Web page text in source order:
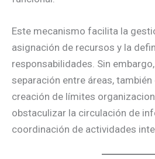
Este mecanismo facilita la
asignación de recursos y la
responsabilidades. Sin
separación entre áreas,
creación de límites
obstaculizar la circulación de
coordinación de actividades